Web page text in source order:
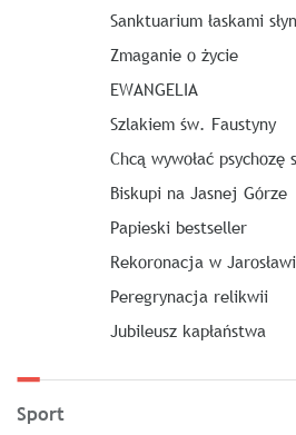
Sanktuarium łaskami
Zmaganie o życie
EWANGELIA
Szlakiem św. Faustyny
Chcą wywołać psychozę
Biskupi na Jasnej Górze
Papieski bestseller
Rekoronacja w
Peregrynacja relikwii
Jubileusz kapłaństwa
Sport